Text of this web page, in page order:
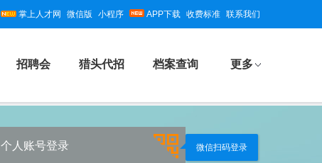
掌上人才网 微信版 小程序 APP下载 收费标准 联系我们
招聘会 猎头代招 档案查询 更多
个人账号登录 微信扫码登录